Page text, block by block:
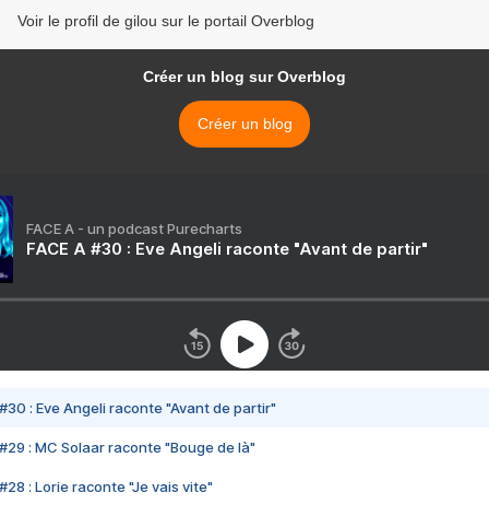
Voir le profil de gilou sur le portail Overblog
Créer un blog sur Overblog
Créer un blog
FACE A - un podcast Purecharts
FACE A #30 : Eve Angeli raconte "Avant de partir"
#30 : Eve Angeli raconte "Avant de partir"
#29 : MC Solaar raconte "Bouge de là"
#28 : Lorie raconte "Je vais vite"